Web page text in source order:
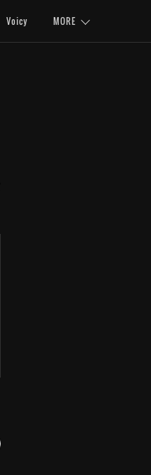
Voicy MORE